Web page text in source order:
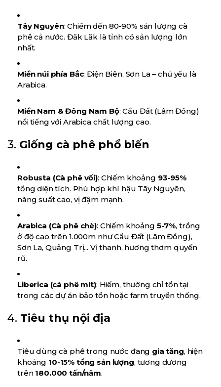
Tây Nguyên: Chiếm đến 80-90% sản lượng cà
phê cả nước. Đăk Lăk là tỉnh có sản lượng lớn
nhất.
Miền núi phía Bắc: Điện Biên, Sơn La – chủ yếu là
Arabica.
Miền Nam & Đông Nam Bộ: Cầu Đất (Lâm Đồng)
nổi tiếng với Arabica chất lượng cao.
3. Giống cà phê phổ biến
Robusta (Cà phê vối): Chiếm khoảng 93-95%
tổng diện tích. Phù hợp khí hậu Tây Nguyên,
năng suất cao, vị đậm mạnh.
Arabica (Cà phê chè): Chiếm khoảng 5-7%, trồng
ở độ cao trên 1.000m như Cầu Đất (Lâm Đồng),
Sơn La, Quảng Trị... Vị thanh, hương thơm quyến
rũ.
Liberica (cà phê mít): Hiếm, thường chỉ tồn tại
trong các dự án bảo tồn hoặc farm truyền thống.
4. Tiêu thụ nội địa
Tiêu dùng cà phê trong nước đang gia tăng, hiện
khoảng 10-15% tổng sản lượng, tương đương
trên 180.000 tấn/năm.